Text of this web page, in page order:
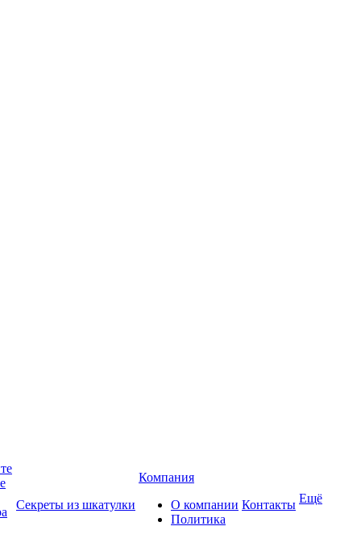
Секреты из шкатулки
Компания
О компании
Политика
Контакты Ещё